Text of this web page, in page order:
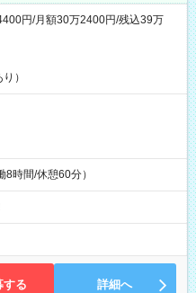
円/月額30万2400円/残込39万
）
8時間/休憩60分）
する 詳細へ